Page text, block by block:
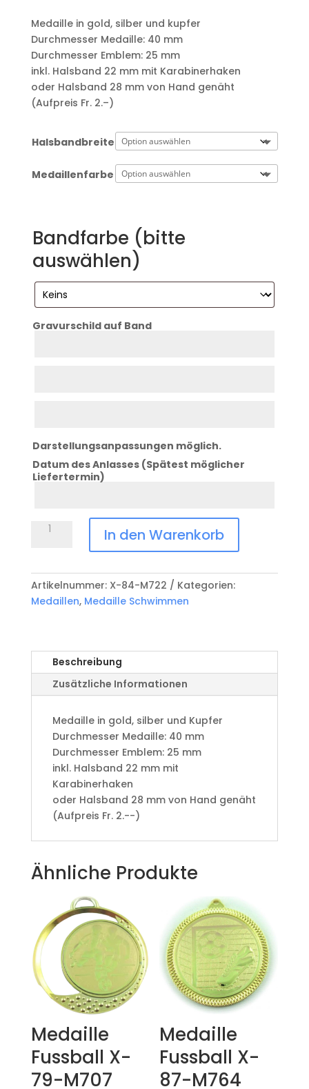
Medaille in gold, silber und kupfer
​Durchmesser Medaille: 40 mm
Durchmesser Emblem: 25 mm
​inkl. Halsband 22 mm mit Karabinerhaken
oder Halsband 28 mm von Hand genäht
(Aufpreis Fr. 2.–)
Halsbandbreite
Medaillenfarbe
Bandfarbe (bitte
auswählen)
Gravurschild auf Band
Darstellungsanpassungen möglich.
Datum des Anlasses (Spätest möglicher
Liefertermin)
Medaille
84-
M722
Menge
In den Warenkorb
Artikelnummer: X-84-M722
Kategorien:
Medaillen, Medaille Schwimmen
Beschreibung
Zusätzliche Informationen
Medaille in gold, silber und Kupfer
​Durchmesser Medaille: 40 mm
Durchmesser Emblem: 25 mm
​inkl. Halsband 22 mm mit
Karabinerhaken
oder Halsband 28 mm von Hand genäht
(Aufpreis Fr. 2.--)
Ähnliche Produkte
Medaille
Fussball X-
79-M707
Medaille
Fussball X-
87-M764